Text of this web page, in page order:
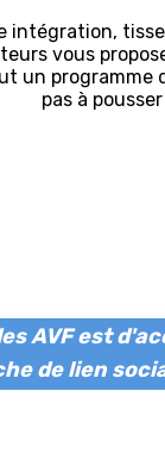
intégration,
vous
un programme
pas à
AVF est
de lien